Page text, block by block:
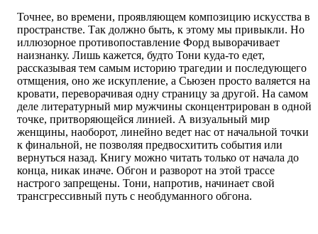
Точнее, во времени, проявляющем композицию искусства в
пространстве. Так должно быть, к этому мы привыкли. Но
иллюзорное противопоставление Форд выворачивает
наизнанку. Лишь кажется, будто Тони куда-то едет,
рассказывая тем самым историю трагедии и последующего
отмщения, оно же искупление, а Сьюзен просто валяется на
кровати, переворачивая одну страницу за другой. На самом
деле литературный мир мужчины сконцентрирован в одной
точке, притворяющейся линией. А визуальный мир
женщины, наоборот, линейно ведет нас от начальной точки
к финальной, не позволяя предвосхитить события или
вернуться назад. Книгу можно читать только от начала до
конца, никак иначе. Обгон и разворот на этой трассе
настрого запрещены. Тони, напротив, начинает свой
трансгрессивный путь с необдуманного обгона.